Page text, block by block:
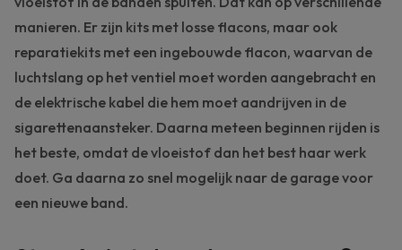
manieren. Er zijn kits met losse flacons, maar ook
reparatiekits met een ingebouwde flacon, waarvan de
luchtslang op het ventiel moet worden aangebracht en
de elektrische kabel die hem moet aandrijven in de
sigarettenaansteker. Daarna meteen beginnen rijden is
het beste, omdat de vloeistof dan het best haar werk
doet. Ga daarna zo snel mogelijk naar de garage voor
een nieuwe band.